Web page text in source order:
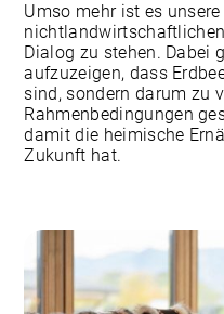
Umso mehr ist es
Dialog zu stehen. Dabei
aufzuzeigen, dass
sind, sondern darum zu
Rahmenbedingungen
damit die heimische
Zukunft hat.